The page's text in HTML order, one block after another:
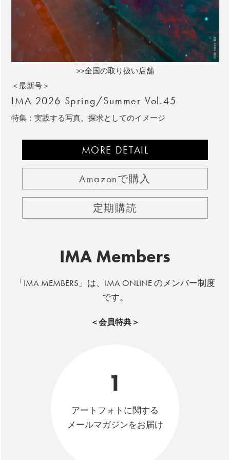
>>全国の取り扱い店舗
＜最新号＞
IMA 2026 Spring/Summer Vol.45
特集：実践する写真、探求としてのイメージ
MORE DETAIL
Amazonで購入
定期購読
IMA Members
「IMA MEMBERS」は、IMA ONLINE のメンバー制度
です。
＜会員特典＞
1
アートフォトに関する
メールマガジンをお届け